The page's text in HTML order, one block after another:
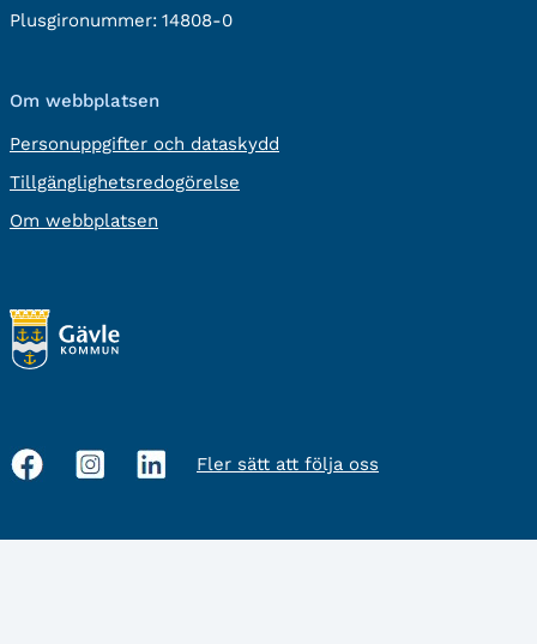
Plusgironummer: 14808-0
Om webbplatsen
Personuppgifter och dataskydd
Tillgänglighetsredogörelse
Om webbplatsen
Sociala
Fler sätt att följa oss